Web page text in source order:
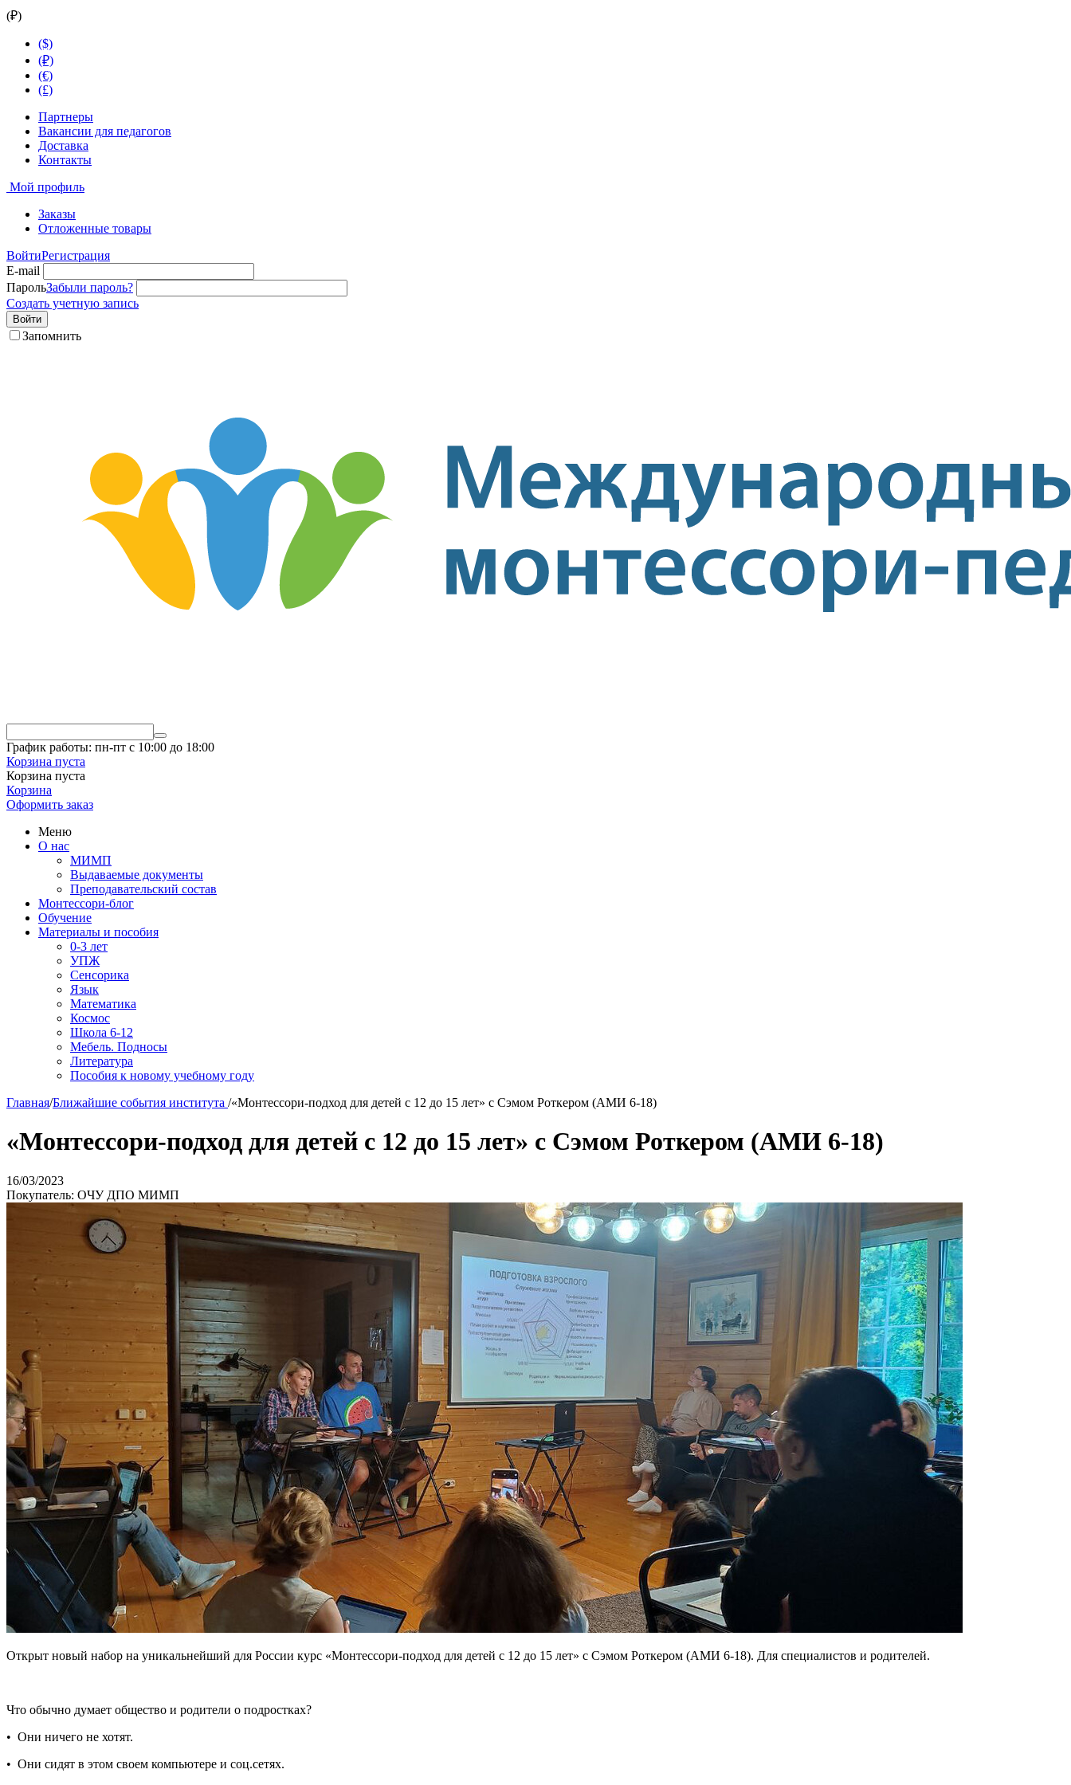
(₽)
($)
(₽)
(€)
(£)
Партнеры
Вакансии для педагогов
Доставка
Контакты
Мой профиль
Заказы
Отложенные товары
ВойтиРегистрация
E-mail
ПарольЗабыли пароль?
Создать учетную запись
Войти
Запомнить
График работы: пн-пт с 10:00 до 18:00
Корзина пуста
Корзина пуста
Корзина
Оформить заказ
Меню
О нас
МИМП
Выдаваемые документы
Преподавательский состав
Монтессори-блог
Обучение
Материалы и пособия
0-3 лет
УПЖ
Сенсорика
Язык
Математика
Космос
Школа 6-12
Мебель. Подносы
Литература
Пособия к новому учебному году
Главная/Ближайшие события института /«Монтессори-подход для детей с 12 до 15 лет» с Сэмом Роткером (АМИ 6-18)
«Монтессори-подход для детей с 12 до 15 лет» с Сэмом Роткером (АМИ 6-18)
16/03/2023
Покупатель: ОЧУ ДПО МИМП
Открыт новый набор на уникальнейший для России курс «Монтессори-подход для детей с 12 до 15 лет» с Сэмом Роткером (АМИ 6-18). Для специалистов и родителей.
Что обычно думает общество и родители о подростках?
• Они ничего не хотят.
• Они сидят в этом своем компьютере и соц.сетях.